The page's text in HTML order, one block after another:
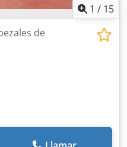
1 / 15
de